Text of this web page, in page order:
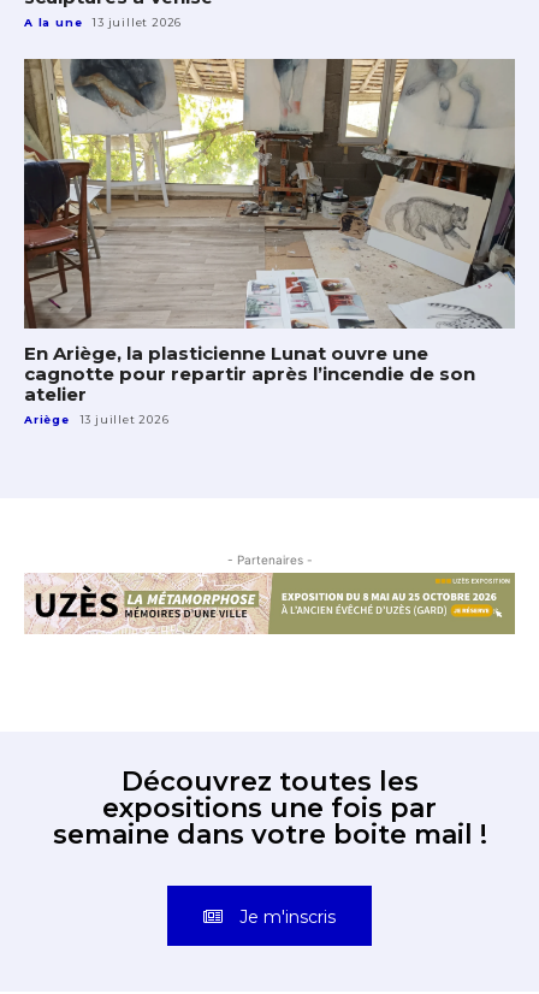
A la une 13 juillet 2026
En Ariège, la plasticienne Lunat ouvre une
cagnotte pour repartir après l’incendie de son
atelier
Ariège 13 juillet 2026
- Partenaires -
Découvrez toutes les
expositions une fois par
semaine dans votre boite mail !
Je m'inscris